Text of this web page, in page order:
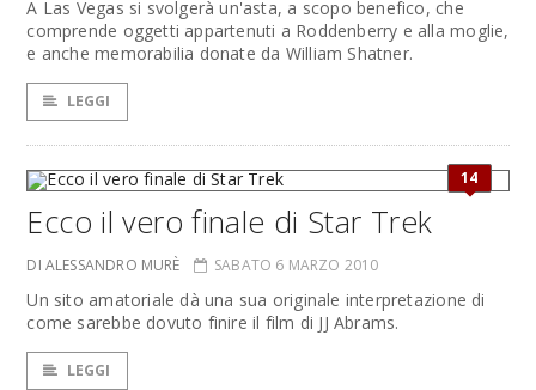
A Las Vegas si svolgerà un'asta, a scopo benefico, che
comprende oggetti appartenuti a Roddenberry e alla moglie,
e anche memorabilia donate da William Shatner.
LEGGI
14
Ecco il vero finale di Star Trek
DI ALESSANDRO MURÈ SABATO 6 MARZO 2010
Un sito amatoriale dà una sua originale interpretazione di
come sarebbe dovuto finire il film di JJ Abrams.
LEGGI